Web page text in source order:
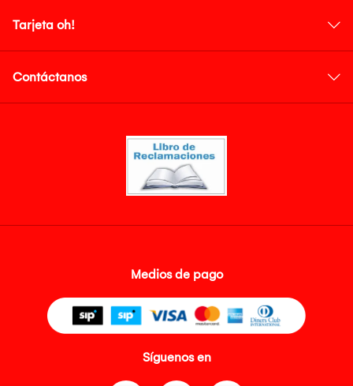
Tarjeta oh!
Contáctanos
Medios de pago
Síguenos en